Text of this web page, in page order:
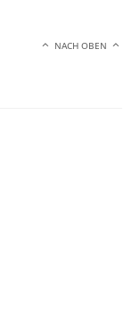
NACH OBEN